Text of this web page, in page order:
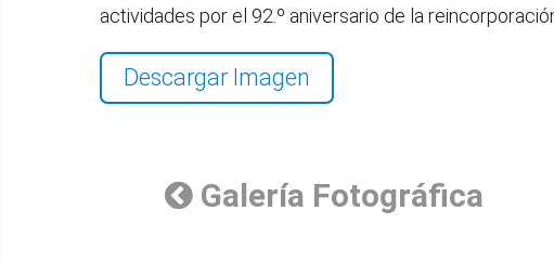
actividades por el 92.º aniversario de la
Descargar Imagen
Galería Fotográfica